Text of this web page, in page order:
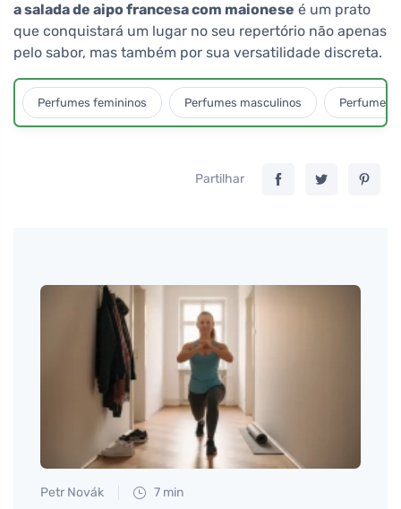
a salada de aipo francesa com maionese é um prato
que conquistará um lugar no seu repertório não apenas
pelo sabor, mas também por sua versatilidade discreta.
Perfumes femininos Perfumes masculinos Perfumes
Partilhar
Petr Novák 7 min